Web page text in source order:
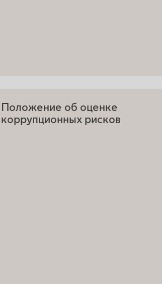
Положение об оценке
коррупционных рисков